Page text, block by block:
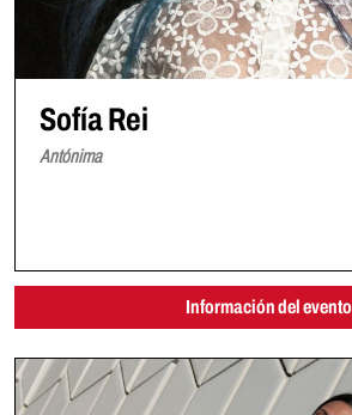
Sofía Rei
Antónima
Información del evento